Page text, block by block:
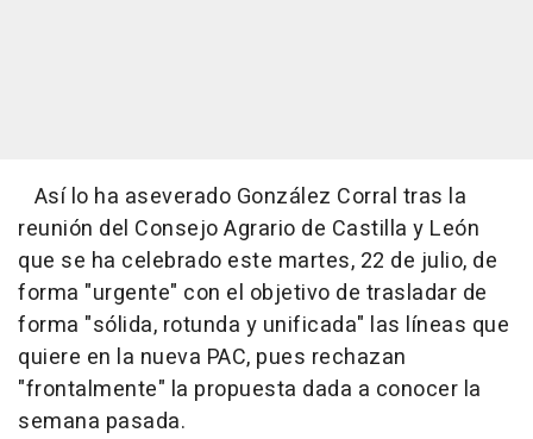
Así lo ha aseverado González Corral tras la
reunión del Consejo Agrario de Castilla y León
que se ha celebrado este martes, 22 de julio, de
forma "urgente" con el objetivo de trasladar de
forma "sólida, rotunda y unificada" las líneas que
quiere en la nueva PAC, pues rechazan
"frontalmente" la propuesta dada a conocer la
semana pasada.